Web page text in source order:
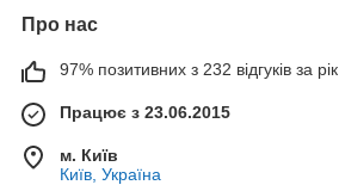
Про нас
97% позитивних з 232 відгуків за рік
Працює з 23.06.2015
м. Київ
Київ, Україна